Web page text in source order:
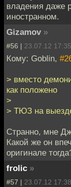
владения даже
иностранном.
Gizamov »
#56 | 23.07.12 17:35
Кому: Goblin,
> вместо
как положено
>
> ТЮЗ на
Странно, мне
Какой же он
оригинале
frolic »
#57 | 23.07.12 17:38